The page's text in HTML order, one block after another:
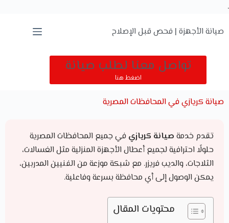
.
صيانة الأجهزة | فحص قبل الإصلاح
تواصل معنا لطلب صيانة
اضغط هنا
صيانة كريازي في المحافظات المصرية
تقدم خدمة صيانة كريازي في جميع المحافظات المصرية
حلولًا احترافية لجميع أعطال الأجهزة المنزلية مثل الغسالات،
الثلاجات، والديب فريزر. مع شبكة موزعة من الفنيين المدربين،
يمكن الوصول إلى أي محافظة بسرعة وفاعلية.
محتويات المقال